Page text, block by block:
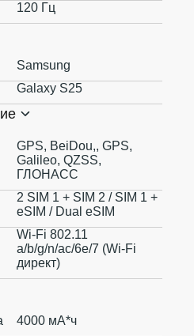
120 Гц
Samsung
Galaxy S25
GPS, BeiDou,, GPS,
Galileo, QZSS,
ГЛОНАСС
2 SIM 1 + SIM 2 / SIM 1 +
eSIM / Dual eSIM
Wi-Fi 802.11
a/b/g/n/ac/6e/7 (Wi-Fi
директ)
4000 мА*ч